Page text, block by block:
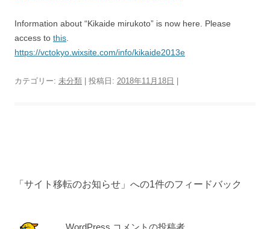
Information about “Kikaide mirukoto” is now here. Please
access to this
https://vctokyo.wixsite.com/info/kikaide2013e
カテゴリー: 未分類 | 投稿日: 2018年11月18日
「 サイト移転のお知らせ 」への1件のフィードバック
WordPress コメントの投稿者